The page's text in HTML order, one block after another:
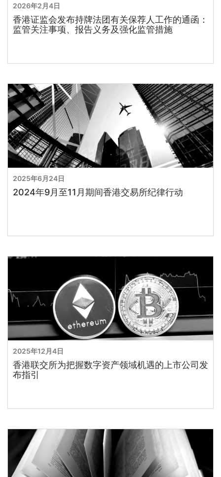
香港证监会发布持牌法团有关保荐人工作的通函：
监管关注事项、报告义务及强化监管措施
2026年2月4日
2024年9月至11月期间香港交易所纪律行动
2025年6月24日
香港联交所为把握数字资产领域机遇的上市公司发
布指引
2025年12月4日